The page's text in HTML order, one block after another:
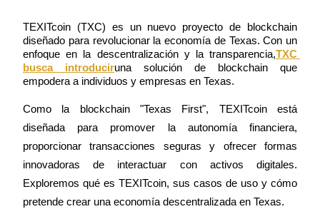
Futuros de criptomonedas
Derivados de acciones, divisas, metales preciosos y materias
TEXITcoin (TXC) es un nuevo proyecto de blockchain
diseñado para revolucionar la economía de Texas. Con un
enfoque en la descentralización y la transparencia,TXC
busca introduciruna solución de blockchain que
empodera a individuos y empresas en Texas.
Como la blockchain "Texas First", TEXITcoin está
diseñada para promover la autonomía financiera,
proporcionar transacciones seguras y ofrecer formas
innovadoras de interactuar con activos digitales.
Exploremos qué es TEXITcoin, sus casos de uso y cómo
pretende crear una economía descentralizada en Texas.